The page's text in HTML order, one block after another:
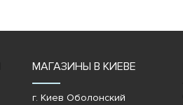
МАГАЗИНЫ В КИЕВЕ
г. Киев Оболонский